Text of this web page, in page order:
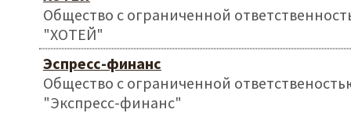
Общество с ограниченной
"ХОТЕЙ"
Эспресс-финанс
Общество с ограниченной
"Экспресс-финанс"